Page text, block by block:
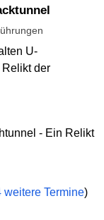
U-
der
- Ein Relikt
weitere Termine)